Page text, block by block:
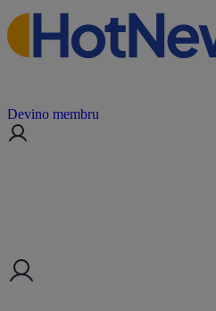
Devino membru